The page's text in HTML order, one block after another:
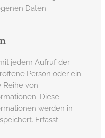
Daten
jedem Aufruf der
Person oder ein
Reihe von
Diese
werden in
Erfasst